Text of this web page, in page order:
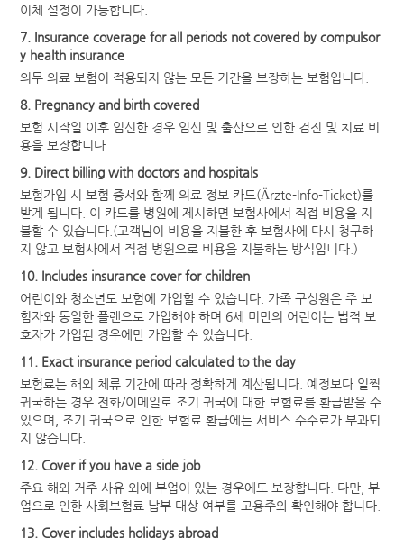
이체 설정이 가능합니다.
7. Insurance coverage for all periods not covered by compulsor
y health insurance
의무 의료 보험이 적용되지 않는 모든 기간을 보장하는 보험입니다.
8. Pregnancy and birth covered
보험 시작일 이후 임신한 경우 임신 및 출산으로 인한 검진 및 치료 비
용을 보장합니다.
9. Direct billing with doctors and hospitals
보험가입 시 보험 증서와 함께 의료 정보 카드(Ärzte-Info-Ticket)를
받게 됩니다. 이 카드를 병원에 제시하면 보험사에서 직접 비용을 지
불할 수 있습니다.(고객님이 비용을 지불한 후 보험사에 다시 청구하
지 않고 보험사에서 직접 병원으로 비용을 지불하는 방식입니다.)
10. Includes insurance cover for children
어린이와 청소년도 보험에 가입할 수 있습니다. 가족 구성원은 주 보
험자와 동일한 플랜으로 가입해야 하며 6세 미만의 어린이는 법적 보
호자가 가입된 경우에만 가입할 수 있습니다.
11. Exact insurance period calculated to the day
보험료는 해외 체류 기간에 따라 정확하게 계산됩니다. 예정보다 일찍
귀국하는 경우 전화/이메일로 조기 귀국에 대한 보험료를 환급받을 수
있으며, 조기 귀국으로 인한 보험료 환급에는 서비스 수수료가 부과되
지 않습니다.
12. Cover if you have a side job
주요 해외 거주 사유 외에 부업이 있는 경우에도 보장합니다. 다만, 부
업으로 인한 사회보험료 납부 대상 여부를 고용주와 확인해야 합니다.
13. Cover includes holidays abroad